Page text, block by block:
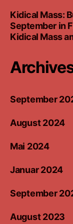
Kidical Mass:
September in
Kidical Mass
September
August 2024
Mai 2024
Januar 2024
September
August 2023